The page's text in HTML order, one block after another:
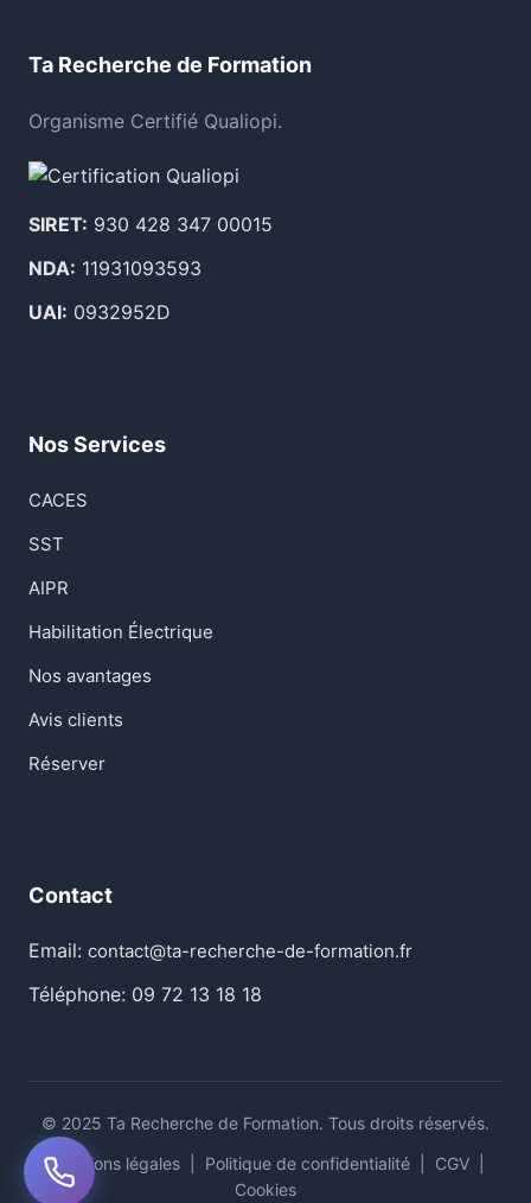
Ta Recherche de Formation
Organisme Certifié Qualiopi.
SIRET: 930 428 347 00015
NDA: 11931093593
UAI: 0932952D
Nos Services
CACES
SST
AIPR
Habilitation Électrique
Nos avantages
Avis clients
Réserver
Contact
Email: contact@ta-recherche-de-formation.fr
Téléphone: 09 72 13 18 18
© 2025 Ta Recherche de Formation. Tous droits réservés.
Mentions légales
Politique de confidentialité CGV
Cookies